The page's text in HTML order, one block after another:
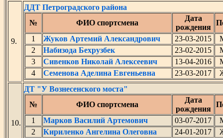
9.
ДДТ Петроградского района
№
ФИО спортсмена
Дата
рождения
1
Жуков Артемий Александрович 23-03-2015
2
Набизода Бехрузбек 23-02-2015
3
Сивенков Николай Алексеевич 13-04-2016
4
Семенова Аделина Евгеньевна 23-03-2017
10.
ДТ "У Вознесенского моста"
№
ФИО спортсмена
Дата
рождения
1
Марков Василий Артемович 03-07-2017
2
Кириленко Ангелина Олеговна 24-01-2017